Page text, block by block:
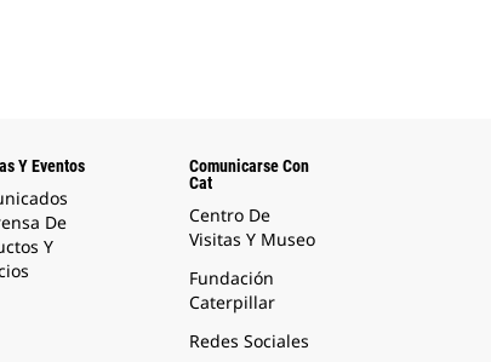
Y Eventos
De
Y
Comunicarse Con
Cat
Centro De
Visitas Y Museo
Fundación
Caterpillar
Redes Sociales